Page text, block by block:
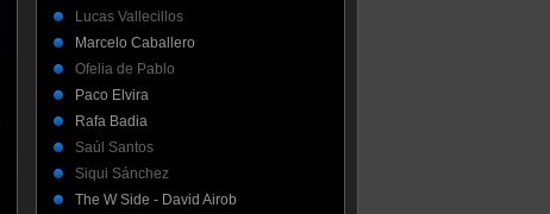
Lucas Vallecillos
Marcelo Caballero
Ofelia de Pablo
Paco Elvira
Rafa Badia
Saúl Santos
Siqui Sánchez
The W Side - David Airob